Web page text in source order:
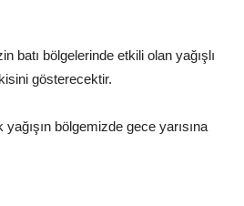
batı bölgelerinde etkili olan yağışlı
gösterecektir.
bölgemizde gece yarısına